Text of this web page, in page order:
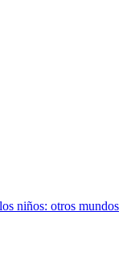
niños: otros mundos